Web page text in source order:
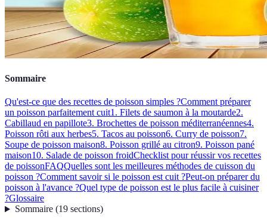
Sommaire
Qu'est-ce que des recettes de poisson simples ?Comment préparer
un poisson parfaitement cuit1. Filets de saumon à la moutarde2.
Cabillaud en papillote3. Brochettes de poisson méditerranéennes4.
Poisson rôti aux herbes5. Tacos au poisson6. Curry de poisson7.
Soupe de poisson maison8. Poisson grillé au citron9. Poisson pané
maison10. Salade de poisson froidChecklist pour réussir vos recettes
de poissonFAQQuelles sont les meilleures méthodes de cuisson du
poisson ?Comment savoir si le poisson est cuit ?Peut-on préparer du
poisson à l'avance ?Quel type de poisson est le plus facile à cuisiner
?Glossaire
Sommaire(19 sections)